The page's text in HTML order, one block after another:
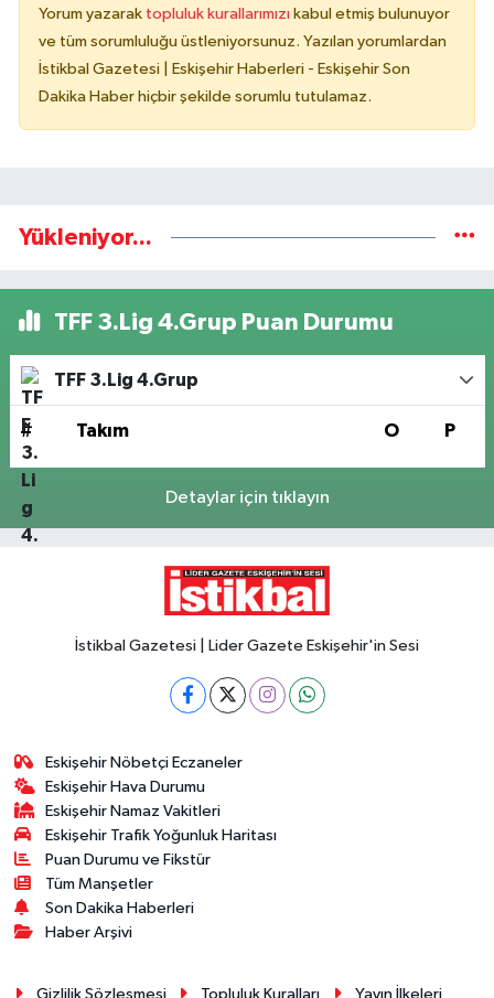
Yorum yazarak topluluk kurallarımızı kabul etmiş bulunuyor
ve tüm sorumluluğu üstleniyorsunuz. Yazılan yorumlardan
İstikbal Gazetesi | Eskişehir Haberleri - Eskişehir Son
Dakika Haber hiçbir şekilde sorumlu tutulamaz.
Yükleniyor...
TFF 3.Lig 4.Grup Puan Durumu
TFF 3.Lig 4.Grup
# Takım O P
Detaylar için tıklayın
İstikbal Gazetesi | Lider Gazete Eskişehir'in Sesi
Eskişehir Nöbetçi Eczaneler
Eskişehir Hava Durumu
Eskişehir Namaz Vakitleri
Eskişehir Trafik Yoğunluk Haritası
Puan Durumu ve Fikstür
Tüm Manşetler
Son Dakika Haberleri
Haber Arşivi
Gizlilik Sözleşmesi Topluluk Kuralları Yayın İlkeleri